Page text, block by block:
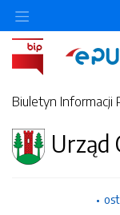
Biuletyn Informacji
Urząd